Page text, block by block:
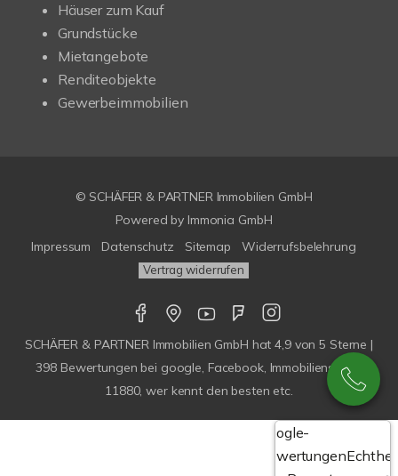
Häuser zum Kauf
Grundstücke
Mietangebote
Renditeobjekte
Gewerbeimmobilien
© SCHÄFER & PARTNER Immobilien GmbH
Powered by Immonia GmbH
Impressum
Datenschutz Sitemap Widerrufsbelehrung
Vertrag widerrufen
SCHÄFER & PARTNER Immobilien GmbH hat4,9von5 Sterne |
398 Bewertungen bei google, Facebook, Immobilienscout,
11880, wer kennt den besten etc.
Google-
Bewertungen